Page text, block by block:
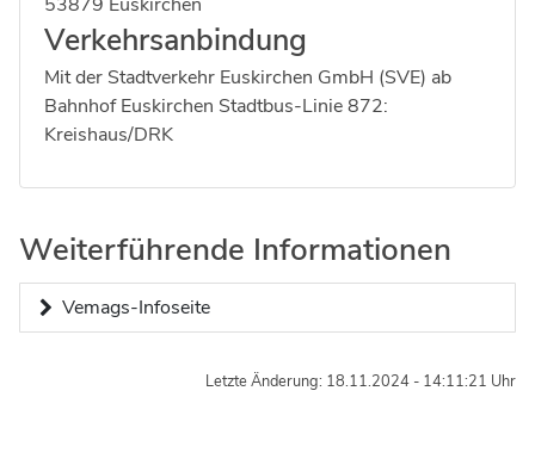
Verkehrsanbindung
Mit der Stadtverkehr Euskirchen GmbH (SVE) ab
Bahnhof Euskirchen Stadtbus-Linie 872:
Kreishaus/DRK
Weiterführende Informationen
Vemags-Infoseite
Letzte Änderung: 18.11.2024 - 14:11:21 Uhr